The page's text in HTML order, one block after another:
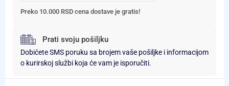
Preko 10.000 RSD cena dostave je gratis!
Prati svoju pošiljku
Dobićete SMS poruku sa brojem vaše pošiljke i informacijom
o kurirskoj službi koja će vam je isporučiti.